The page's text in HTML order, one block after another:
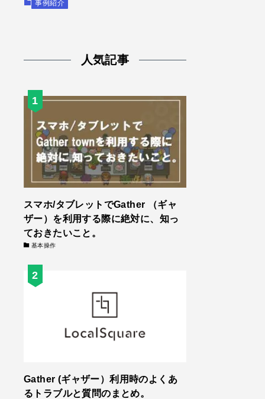
事例紹介
人気記事
スマホ/タブレットでGather （ギャ
ザー）を利用する際に絶対に、知っ
ておきたいこと。
基本操作
Gather (ギャザー）利用時のよくあ
るトラブルと質問のまとめ。